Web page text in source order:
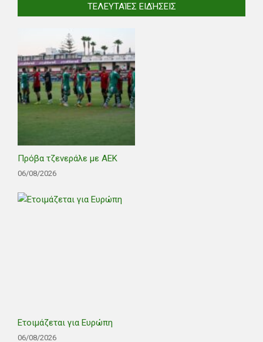
ΤΕΛΕΥΤΑΊΕΣ ΕΙΔΉΣΕΙΣ
Πρόβα τζενεράλε με ΑΕΚ
06/08/2026
Ετοιμάζεται για Ευρώπη
06/08/2026